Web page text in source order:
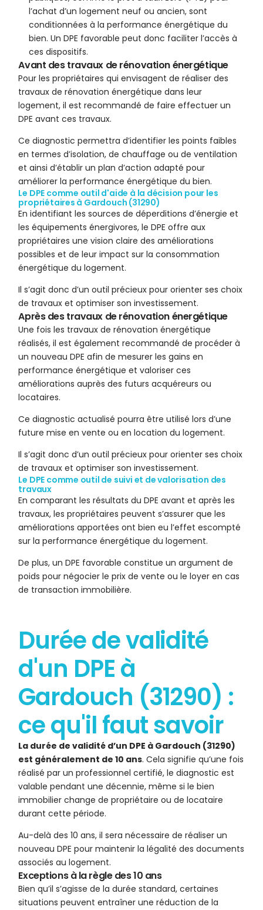
l’achat d’un logement neuf ou ancien, sont
conditionnées à la performance énergétique du
bien. Un DPE favorable peut donc faciliter l’accès à
ces dispositifs.
Avant des travaux de rénovation énergétique
Pour les propriétaires qui envisagent de réaliser des
travaux de rénovation énergétique dans leur
logement, il est recommandé de faire effectuer un
DPE avant ces travaux.
Ce diagnostic permettra d’identifier les points faibles
en termes d’isolation, de chauffage ou de ventilation
et ainsi d’établir un plan d’action adapté pour
améliorer la performance énergétique du bien.
Le DPE comme outil d'aide à la décision pour les
propriétaires à Gardouch (31290)
En identifiant les sources de déperditions d’énergie et
les équipements énergivores, le DPE offre aux
propriétaires une vision claire des améliorations
possibles et de leur impact sur la consommation
énergétique du logement.
Il s’agit donc d’un outil précieux pour orienter ses choix
de travaux et optimiser son investissement.
Après des travaux de rénovation énergétique
Une fois les travaux de rénovation énergétique
réalisés, il est également recommandé de procéder à
un nouveau DPE afin de mesurer les gains en
performance énergétique et valoriser ces
améliorations auprès des futurs acquéreurs ou
locataires.
Ce diagnostic actualisé pourra être utilisé lors d’une
future mise en vente ou en location du logement.
Il s’agit donc d’un outil précieux pour orienter ses choix
de travaux et optimiser son investissement.
Le DPE comme outil de suivi et de valorisation des
travaux
En comparant les résultats du DPE avant et après les
travaux, les propriétaires peuvent s’assurer que les
améliorations apportées ont bien eu l’effet escompté
sur la performance énergétique du logement.
De plus, un DPE favorable constitue un argument de
poids pour négocier le prix de vente ou le loyer en cas
de transaction immobilière.
Durée de validité
d'un DPE à
Gardouch (31290) :
ce qu'il faut savoir
La durée de validité d’un DPE à Gardouch (31290)
est généralement de 10 ans. Cela signifie qu’une fois
réalisé par un professionnel certifié, le diagnostic est
valable pendant une décennie, même si le bien
immobilier change de propriétaire ou de locataire
durant cette période.
Au-delà des 10 ans, il sera nécessaire de réaliser un
nouveau DPE pour maintenir la légalité des documents
associés au logement.
Exceptions à la règle des 10 ans
Bien qu’il s’agisse de la durée standard, certaines
situations peuvent entraîner une réduction de la